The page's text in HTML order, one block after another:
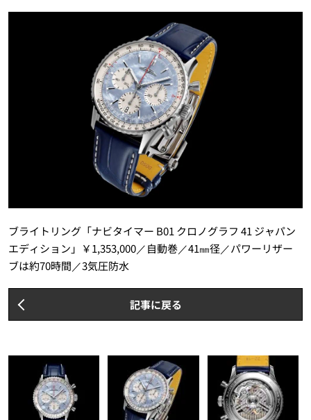
ブライトリング「ナビタイマー B01 クロノグラフ 41 ジャパン
エディション」￥1,353,000／自動巻／41㎜径／パワーリザー
ブは約70時間／3気圧防水
記事に戻る